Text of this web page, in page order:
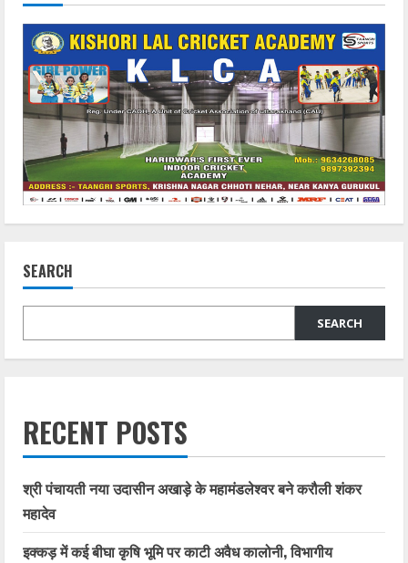
SEARCH
SEARCH
RECENT POSTS
श्री पंचायती नया उदासीन अखाड़े के महामंडलेश्वर बने करौली शंकर
महादेव
इक्कड़ में कई बीघा कृषि भूमि पर काटी अवैध कालोनी, विभागीय